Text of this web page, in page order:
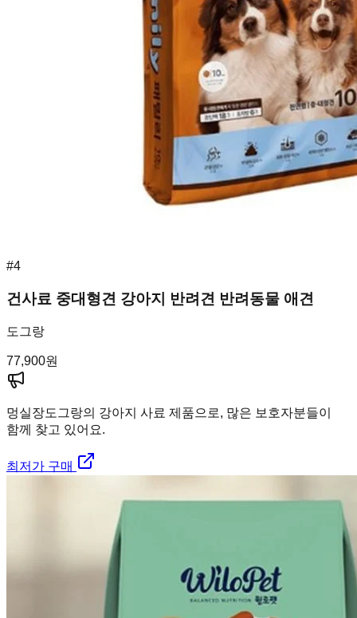
#4
건사료 중대형견 강아지 반려견 반려동물 애견
도그랑
77,900원
멍실장도그랑의 강아지 사료 제품으로, 많은 보호자분들이
함께 찾고 있어요.
최저가 구매